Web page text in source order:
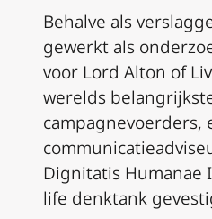
Behalve als
gewerkt als
voor Lord Alton of
werelds
campagnevoerders,
Dignitatis Humanae
life denktank